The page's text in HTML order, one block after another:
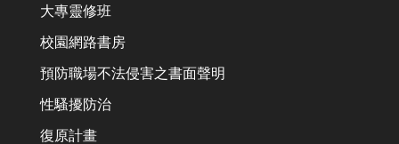
大專靈修班
校園網路書房
預防職場不法侵害之書面聲明
性騷擾防治
復原計畫